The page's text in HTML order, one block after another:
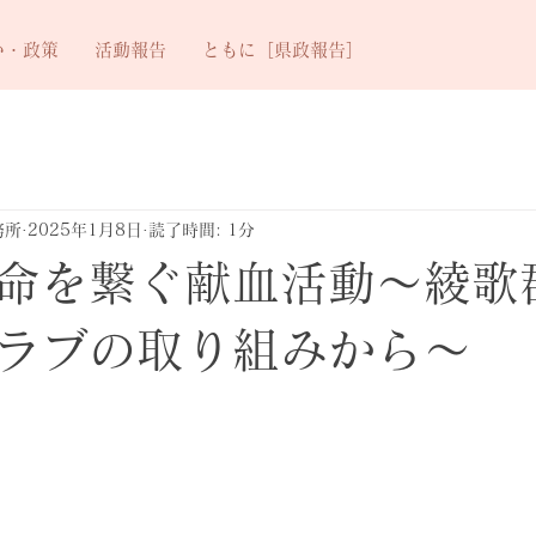
・政策 活動報告 ともに［県政報告］
を繋ぐ献血活動～綾歌
ブの取り組みから～
所 2025年1月8日 読了時間: 1分